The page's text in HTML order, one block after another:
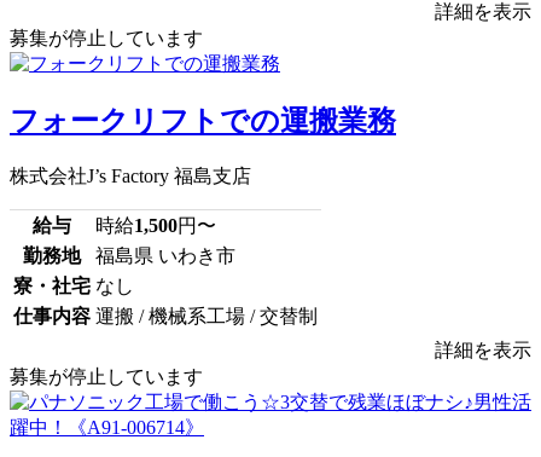
詳細を表示
募集が停止しています
フォークリフトでの運搬業務
株式会社J’s Factory 福島支店
給与 時給1,500円〜
勤務地
福島県 いわき市
寮・社宅 なし
仕事内容 運搬 / 機械系工場 / 交替制
詳細を表示
募集が停止しています